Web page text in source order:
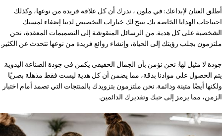
أطلق العنان لإبداعك: في ملون ، ندرك أن كل علاقة فريدة من نوعها، وكذلك
احتياجات الهدايا الخاصة بك. تتيح لك خيارات التخصيص لدينا إضفاء لمستك
الشخصية على كل هدية. من الرسائل المنقوشة إلى التصميمات المعقدة، نحن
ملتزمون بجلب رؤيتك إلى الحياة، وإنشاء روائع فريدة من نوعها تتحدث عن الكثير.
جودة لا مثيل لها: نحن نؤمن بأن الجمال الحقيقي يكمن في جودة الصناعة اليدوية.
يتم الحصول على موادنا بدقة، مما يضمن أن كل هدية ليست فقط مذهلة بصريًا
ولكنها أيضًا متينة ودائمة. نحن ملتزمون بتزويدك بالمنتجات التي تصمد أمام اختبار
الزمن، مما يرمز إلى حبك وتقديرك الدائمين.